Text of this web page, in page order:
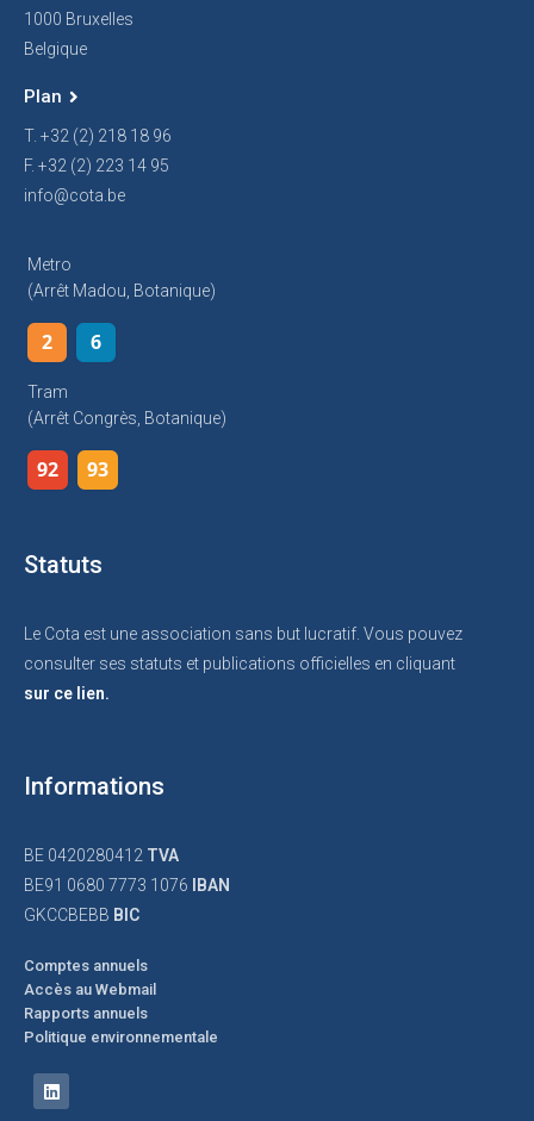
1000 Bruxelles
Belgique
Plan
T. +32 (2) 218 18 96
F. +32 (2) 223 14 95
info@cota.be
Metro
(arrêt Madou, Botanique)
2 6
Tram
(arrêt Congrès, Botanique)
92 93
Statuts
Le Cota est une association sans but lucratif. Vous pouvez
consulter ses statuts et publications officielles en cliquant
sur ce lien.
Informations
BE 0420280412 TVA
BE91 0680 7773 1076
IBAN
GKCCBEBB BIC
Comptes annuels
Accès au Webmail
Rapports annuels
Politique environnementale